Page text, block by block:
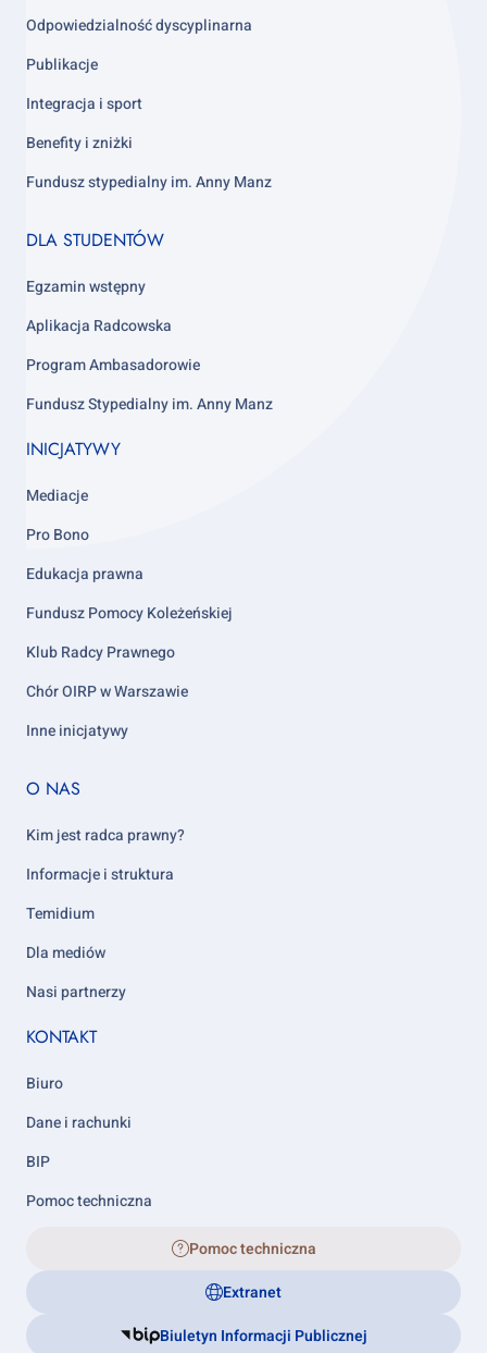
Odpowiedzialność dyscyplinarna
Publikacje
Integracja i sport
Benefity i zniżki
Fundusz stypedialny im. Anny Manz
Footer
4
DLA STUDENTÓW
Egzamin wstępny
Aplikacja Radcowska
Program Ambasadorowie
Fundusz Stypedialny im. Anny Manz
INICJATYWY
Mediacje
Pro Bono
Edukacja prawna
Fundusz Pomocy Koleżeńskiej
Klub Radcy Prawnego
Chór OIRP w Warszawie
Inne inicjatywy
Footer
5
O NAS
Kim jest radca prawny?
Informacje i struktura
Temidium
Dla mediów
Nasi partnerzy
KONTAKT
Biuro
Dane i rachunki
BIP
Pomoc techniczna
Pomoc techniczna
Extranet
Biuletyn Informacji Publicznej